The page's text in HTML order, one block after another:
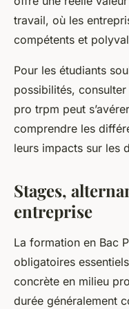
travail, où les
compétents et
Pour les étudiants
possibilités,
pro trpm peut
comprendre les
leurs impacts sur les
Stages,
entreprise
La formation en Bac
obligatoires
concrète en milieu
durée généralement